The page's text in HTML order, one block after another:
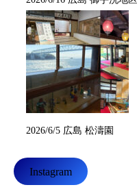
2026/6/5 広島 松濤園
Instagram